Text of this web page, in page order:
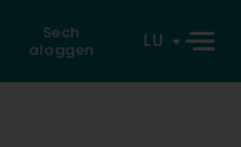
Sech
aloggen
LU